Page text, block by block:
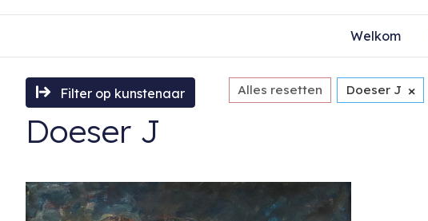
Welkom
Filter op kunstenaar Alles resetten Doeser J ×
Doeser J